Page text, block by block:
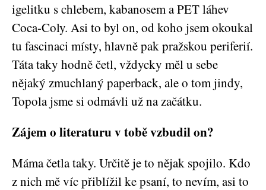
igelitku s chlebem, kabanosem a PET láhev
Coca-Coly. Asi to byl on, od koho jsem okoukal
tu fascinaci místy, hlavně pak pražskou periferií.
Táta taky hodně četl, vždycky měl u sebe
nějaký zmuchlaný paperback, ale o tom jindy,
Topola jsme si odmávli už na začátku.
Zájem o literaturu v tobě vzbudil on?
Máma četla taky. Určitě je to nějak spojilo. Kdo
z nich mě víc přiblížil ke psaní, to nevím, asi to